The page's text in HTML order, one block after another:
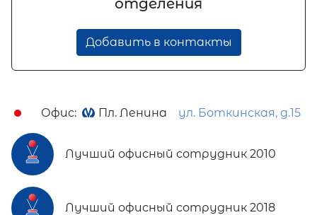
отделения
Добавить в контакты
Офис: Пл. Ленина ул. Боткинская, д.15
Лучший офисный сотрудник 2010
Лучший офисный сотрудник 2018